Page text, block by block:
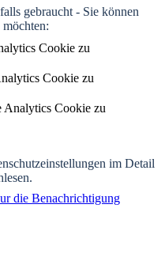
gebraucht - Sie können
Cookie zu
Cookie zu
Cookie zu
im Detail
die Benachrichtigung